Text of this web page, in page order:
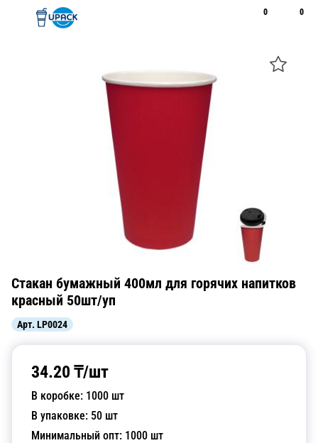
0 0
Стакан бумажный 400мл для горячих напитков
красный 50шт/уп
Арт. LP0024
34.20 ₸/шт
В коробке: 1000 шт
В упаковке: 50 шт
Минимальный опт: 1000 шт